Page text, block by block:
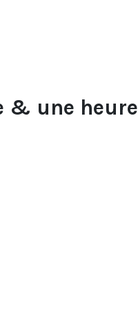
& une heure